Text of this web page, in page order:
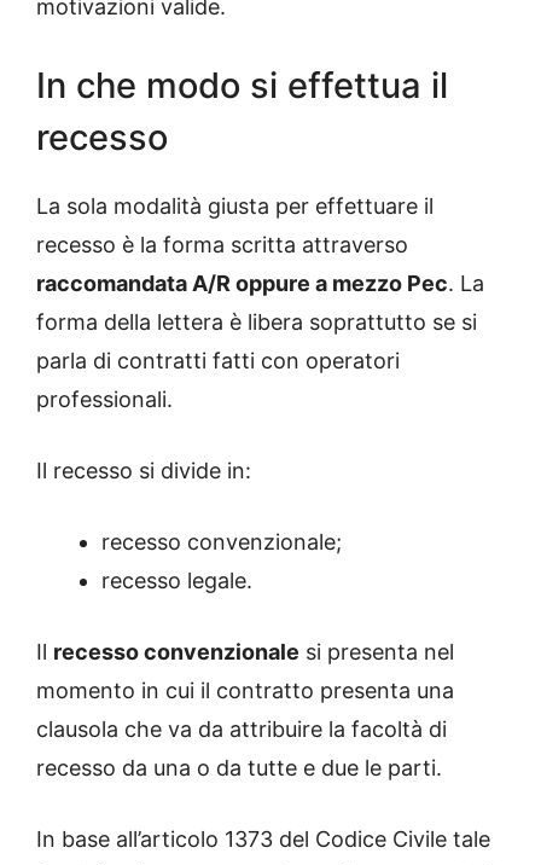
motivazioni valide.
In che modo si effettua il
recesso
La sola modalità giusta per effettuare il
recesso è la forma scritta attraverso
raccomandata A/R oppure a mezzo Pec. La
forma della lettera è libera soprattutto se si
parla di contratti fatti con operatori
professionali.
Il recesso si divide in:
recesso convenzionale;
recesso legale.
Il recesso convenzionale si presenta nel
momento in cui il contratto presenta una
clausola che va da attribuire la facoltà di
recesso da una o da tutte e due le parti.
In base all’articolo 1373 del Codice Civile tale